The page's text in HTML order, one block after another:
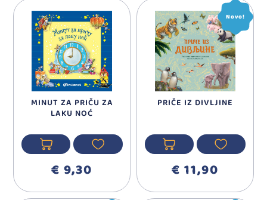
MINUT ZA PRIČU ZA
LAKU NOĆ
€ 9,30
Novo!
PRIČE IZ DIVLJINE
€ 11,90